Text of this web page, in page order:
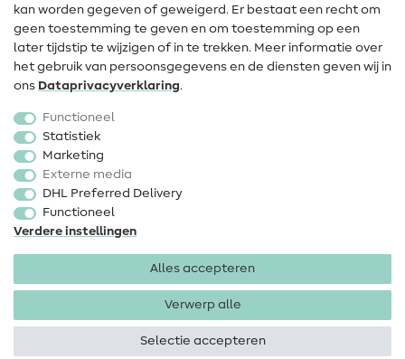
Herroepingsrecht
Populair
Fournituren
Sale
kan worden gegeven of geweigerd. Er bestaat een recht om
geen toestemming te geven en om toestemming op een
later tijdstip te wijzigen of in te trekken. Meer informatie over
het gebruik van persoonsgegevens en de diensten geven wij in
ons Data­privacy­verklaring.
Functioneel
Statistiek
Marketing
Externe media
DHL Preferred Delivery
Functioneel
Verdere instellingen
Alles accepteren
Verwerp alle
Selectie accepteren
Colofon Privacy
Algemene voorwaarden
Copyright 2026 SewIY GmbH